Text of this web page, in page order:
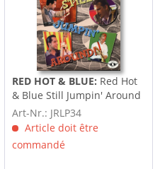
RED HOT & BLUE: Red Hot
& Blue Still Jumpin' Around
Art-Nr.: JRLP34
Article doit être
commandé